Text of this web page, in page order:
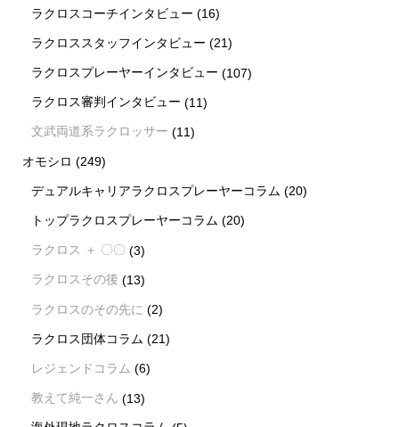
ラクロスコーチインタビュー (16)
ラクロススタッフインタビュー (21)
ラクロスプレーヤーインタビュー (107)
ラクロス審判インタビュー (11)
文武両道系ラクロッサー (11)
オモシロ (249)
デュアルキャリアラクロスプレーヤーコラム (20)
トップラクロスプレーヤーコラム (20)
ラクロス ＋ 〇〇 (3)
ラクロスその後 (13)
ラクロスのその先に (2)
ラクロス団体コラム (21)
レジェンドコラム (6)
教えて純一さん (13)